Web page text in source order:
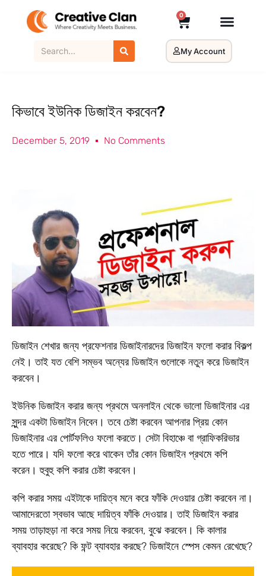
0
My Account
কিভাবে ইউনিক ডিজাইন করবেন?
December 5, 2019 No Comments
ডিজাইন শেখার জন্য প্রফেশনার ডিজাইনারদের ডিজাইন ফলো করার বিকল্প
নেই। তাই যত বেশি সম্ভব অন্যের ডিজাইন গুলোকে নতুন করে ডিজাইন
করবেন।
ইউনিক ডিজাইন করার জন্য প্রথমে অনলাইন থেকে ভালো ডিজাইনার এর
সুন্দর একটা ডিজাইন নিবেন। তবে চেষ্টা করবেন আপনার প্রিয় কোন
ডিজাইনার এর পোর্টফলিও ফলো করতে। সেটা বিহাঞ্চে বা গ্রাফিকরিভার
হতে পারে। যদি ফলো করে থাকেন তাঁর কোন ডিজাইন প্রথমে কপি
করেন। হুবুহু কপি করার চেষ্টা করবেন।
কপি করার সময় এইটাকে দায়িত্ব মনে করে ফাঁকি দেওয়ার চেষ্টা করবেন না।
আমাদেরতো স্বভাব আছে দায়িত্ব ফাঁকি দেওয়ার। তাই ডিজাইন করার
সময় তাড়াহুড়া না করে সময় নিয়ে করবেন, বুঝে করবেন। কি কালার
ব্যাবহার করেছে? কি ফন্ট ব্যাবহার করছে? ডিজাইনে স্পেস কেমন রেখেছে?